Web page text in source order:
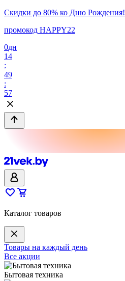
Скидки до 80% ко Дню Рождения!
промокод HAPPY22
0дн
14
:
49
:
57
Каталог товаров
Товары на каждый день
Все акции
Бытовая техника